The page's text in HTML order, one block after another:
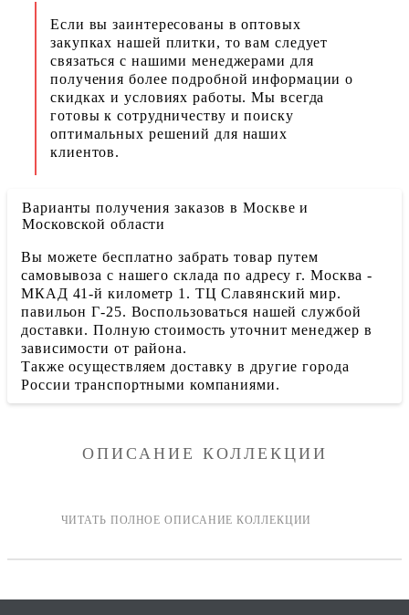
Если вы заинтересованы в оптовых
закупках нашей плитки, то вам следует
связаться с нашими менеджерами для
получения более подробной информации о
скидках и условиях работы. Мы всегда
готовы к сотрудничеству и поиску
оптимальных решений для наших
клиентов.
Варианты получения заказов в Москве и
Московской области
Вы можете бесплатно забрать товар путем
самовывоза с нашего склада по адресу г. Москва -
МКАД 41-й километр 1. ТЦ Славянский мир.
павильон Г-25. Воспользоваться нашей службой
доставки. Полную стоимость уточнит менеджер в
зависимости от района.
Также осуществляем доставку в другие города
России транспортными компаниями.
ОПИСАНИЕ КОЛЛЕКЦИИ